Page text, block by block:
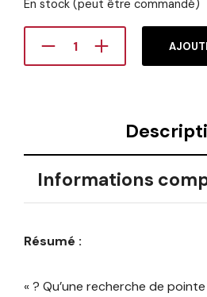
En stock (peut être commandé)
Informations
Résumé :
« ? Qu’une recherche de